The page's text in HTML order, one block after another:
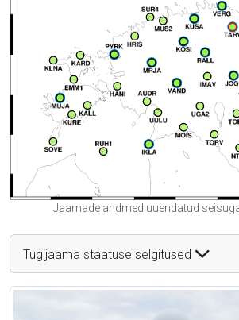
Jaamade andmed uuendatud
Tugijaama staatuse selgitused